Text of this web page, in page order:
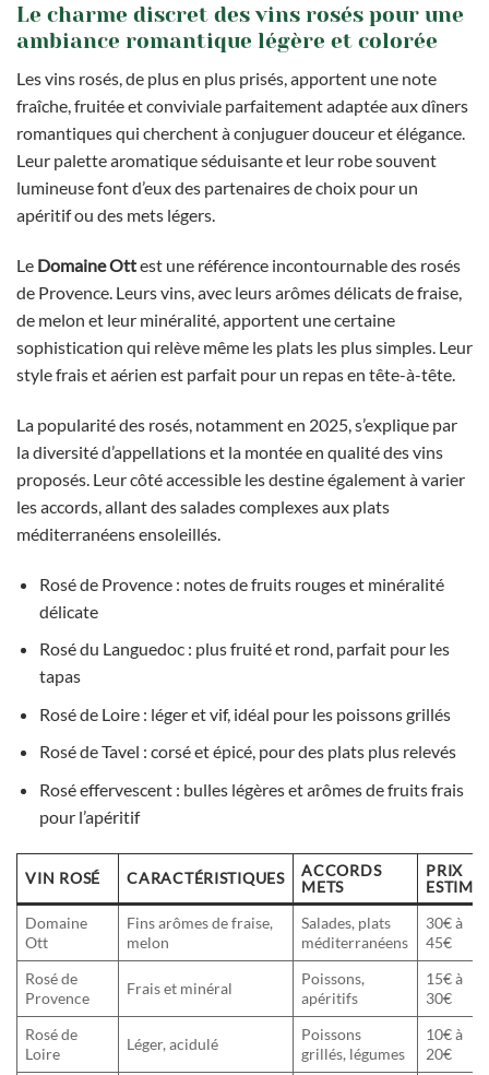
Le charme discret des vins rosés pour une
ambiance romantique légère et colorée
Les vins rosés, de plus en plus prisés, apportent une note
fraîche, fruitée et conviviale parfaitement adaptée aux dîners
romantiques qui cherchent à conjuguer douceur et élégance.
Leur palette aromatique séduisante et leur robe souvent
lumineuse font d’eux des partenaires de choix pour un
apéritif ou des mets légers.
Le Domaine Ottest une référence incontournable des rosés
de Provence. Leurs vins, avec leurs arômes délicats de fraise,
de melon et leur minéralité, apportent une certaine
sophistication qui relève même les plats les plus simples. Leur
style frais et aérien est parfait pour un repas en tête-à-tête.
La popularité des rosés, notamment en 2025, s’explique par
la diversité d’appellations et la montée en qualité des vins
proposés. Leur côté accessible les destine également à varier
les accords, allant des salades complexes aux plats
méditerranéens ensoleillés.
Rosé de Provence : notes de fruits rouges et minéralité
délicate
Rosé du Languedoc : plus fruité et rond, parfait pour les
tapas
Rosé de Loire : léger et vif, idéal pour les poissons grillés
Rosé de Tavel : corsé et épicé, pour des plats plus relevés
Rosé effervescent : bulles légères et arômes de fruits frais
pour l’apéritif
VIN ROSÉ CARACTÉRISTIQUES
ACCORDS
METS
PRIX
ESTIMÉ
Domaine
Ott
Fins arômes de fraise,
melon
Salades, plats
méditerranéens
30€ à
45€
Rosé de
Provence
Frais et minéral
Poissons,
apéritifs
15€ à
30€
Rosé de
Loire
Léger, acidulé
Poissons
grillés, légumes
10€ à
20€